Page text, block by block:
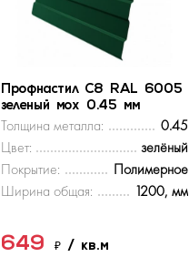
Профнастил С8 RAL 6005
зеленый мох 0.45 мм
Толщина металла:
0.45
Цвет:
зелёный
Покрытие:
Полимерное
Ширина общая:
1200, мм
649₽/ кв.м